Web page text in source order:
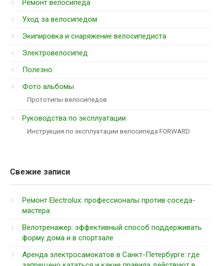
Ремонт велосипеда
Уход за велосипедом
Экипировка и снаряжение велосипедиста
Электровелосипед
Полезно
Фото альбомы
Прототипы велосипедов
Руководства по эксплуатации
Инструкция по эксплуатации велосипеда FORWARD
Свежие записи
Ремонт Electrolux: профессионалы против соседа-
мастера
Велотренажер: эффективный способ поддерживать
форму дома и в спортзале
Аренда электросамокатов в Санкт-Петербурге: где